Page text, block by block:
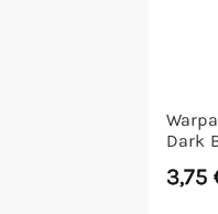
Dark
3,75